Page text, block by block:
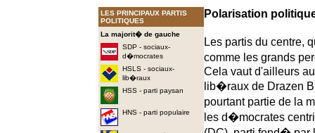
LES PRINCIPAUX PARTIS
POLITIQUES
La majorit� de gauche
SDP - sociaux-
d�mocrates
HSLS - sociaux-
lib�raux
HSS - parti paysan
HNS - parti populaire
Polarisation
Les partis du centre,
comme les grands
Cela vaut d'ailleurs
lib�raux de Drazen
pourtant partie de la
les d�mocrates